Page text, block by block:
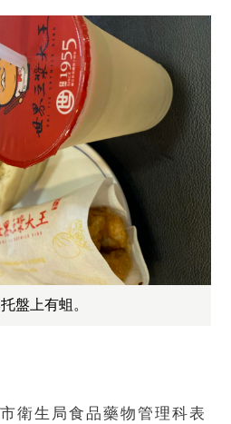
盤上有蛆。
衛生局食品藥物管理科表